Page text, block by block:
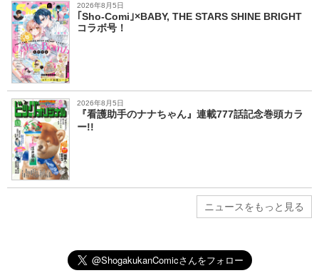
2026年8月5日
｢Sho-Comi｣×BABY, THE STARS SHINE BRIGHT
コラボ号！
2026年8月5日
『看護助手のナナちゃん』連載777話記念巻頭カラ
ー!!
ニュースをもっと見る